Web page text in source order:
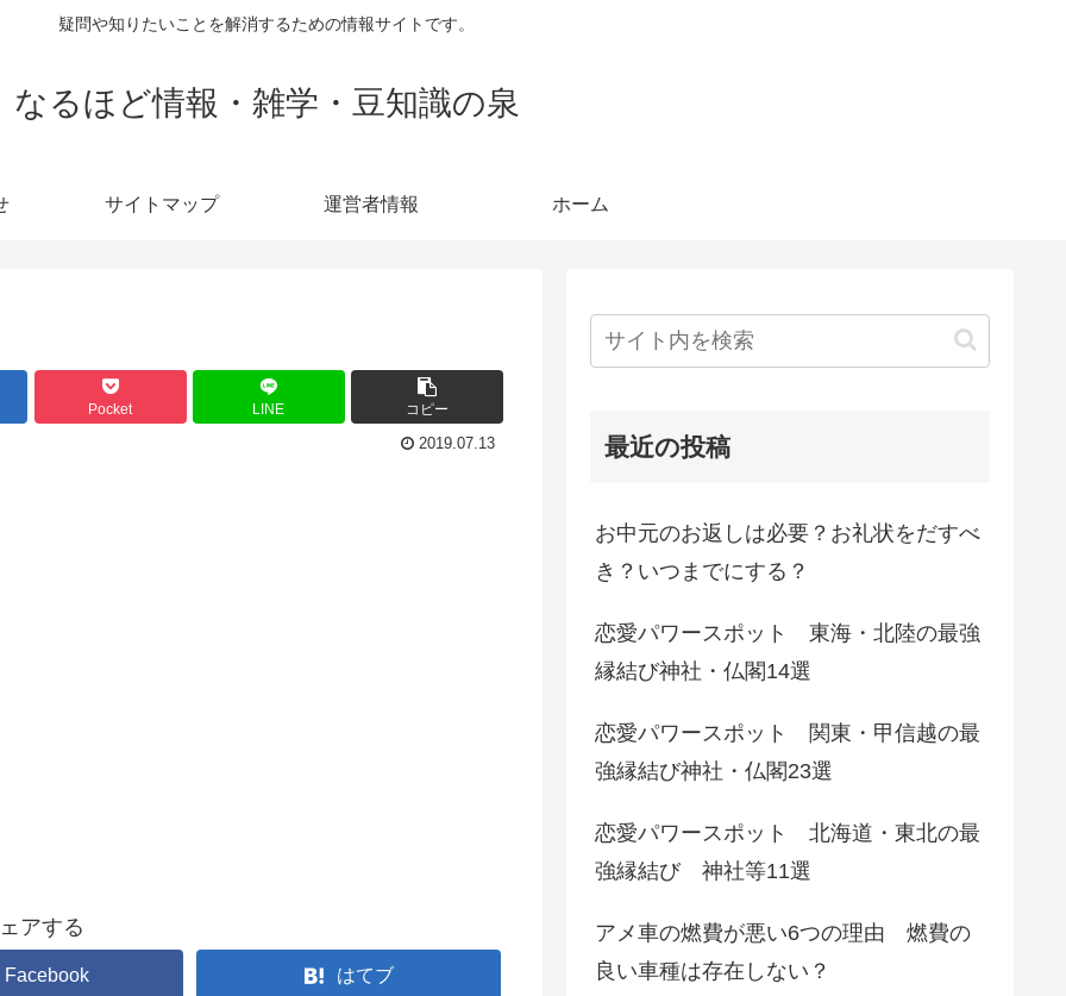
疑問や知りたいことを解消するための情報サイトです。
なるほど情報・雑学・豆知識の泉
サイトマップ 運営者情報 ホーム
Pocket LINE コピー
2019.07.13
アする
Facebook はてブ
最近の投稿
お中元のお返しは必要？お礼状をだすべ
き？いつまでにする？
恋愛パワースポット 東海・北陸の最強
縁結び神社・仏閣14選
恋愛パワースポット 関東・甲信越の最
強縁結び神社・仏閣23選
恋愛パワースポット 北海道・東北の最
強縁結び 神社等11選
アメ車の燃費が悪い6つの理由 燃費の
良い車種は存在しない？